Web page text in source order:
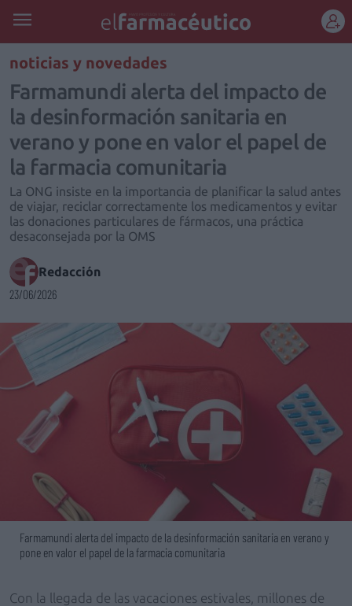
REGÍSTRATE
noticias y novedades
Farmamundi alerta del impacto de
la desinformación sanitaria en
verano y pone en valor el papel de
la farmacia comunitaria
La ONG insiste en la importancia de planificar la salud antes
de viajar, reciclar correctamente los medicamentos y evitar
las donaciones particulares de fármacos, una práctica
desaconsejada por la OMS
Redacción
23/06/2026
Farmamundi alerta del impacto de la desinformación sanitaria en verano y
pone en valor el papel de la farmacia comunitaria
Con la llegada de las vacaciones estivales, millones de